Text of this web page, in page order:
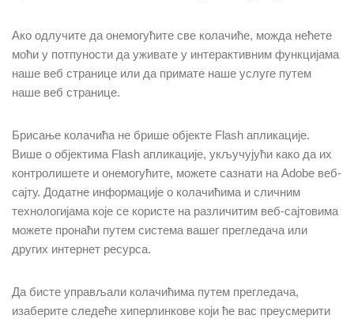
Ако одлучите да онемогућите све колачиће, можда нећете
моћи у потпуности да уживате у интерактивним функцијама
наше веб странице или да примате наше услуге путем
наше веб странице.
Брисање колачића не брише објекте Flash апликације.
Више о објектима Flash апликације, укључујући како да их
контролишете и онемогућите, можете сазнати на Adobe веб-
сајту. Додатне информације о колачићима и сличним
технологијама које се користе на различитим веб-сајтовима
можете пронаћи путем система вашег прегледача или
других интернет ресурса.
Да бисте управљали колачићима путем прегледача,
изаберите следеће хиперлинкове који ће вас преусмерити